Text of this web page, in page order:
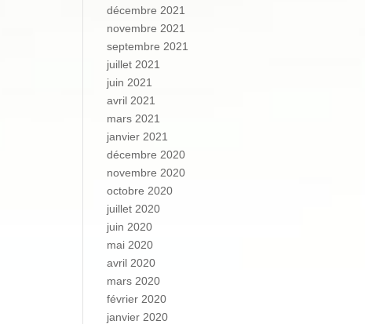
décembre 2021
novembre 2021
septembre 2021
juillet 2021
juin 2021
avril 2021
mars 2021
janvier 2021
décembre 2020
novembre 2020
octobre 2020
juillet 2020
juin 2020
mai 2020
avril 2020
mars 2020
février 2020
janvier 2020